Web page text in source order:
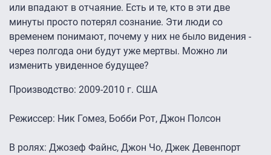
или впадают в отчаяние. Есть и те, кто в эти две
минуты просто потерял сознание. Эти люди со
временем понимают, почему у них не было видения -
через полгода они будут уже мертвы. Можно ли
изменить увиденное будущее?
Производство: 2009-2010 г. США
Режиссер: Ник Гомез, Бобби Рот, Джон Полсон
В ролях: Джозеф Файнс, Джон Чо, Джек Девенпорт